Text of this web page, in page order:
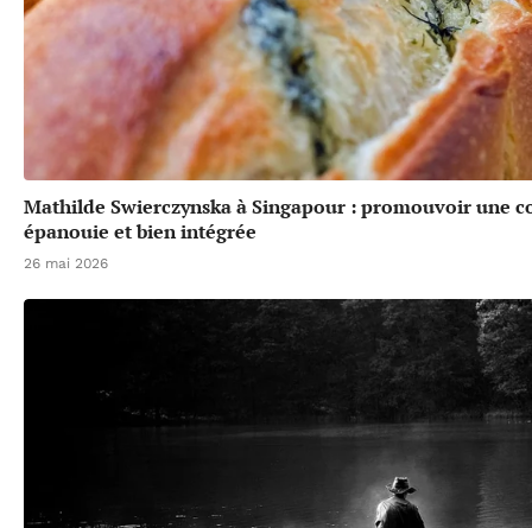
Mathilde Swierczynska à Singapour : promouvoir une
épanouie et bien intégrée
26 mai 2026